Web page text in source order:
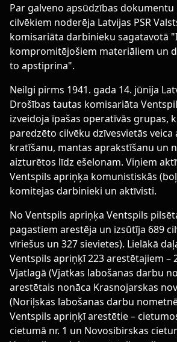
Par galveno apsūdzības
cilvēkiem noderēja Latvijas PSR
komisariāta darbinieku sagatavotā
kompromitējošiem materiāliem un
to apstiprina".
Neilgi pirms 1941. gada 14. jūnija
Drošības tautas komisariāta
izveidoja īpašas operatīvās grupas,
paredzēto cilvēku dzīvesvietās veica
kratīšanu, mantas aprakstīšanu un
aizturētos līdz ešelonam. Viņiem
Ventspils apriņķa komunistiskās
komitejas darbinieki un aktīvisti.
No Ventspils apriņķa Ventspils
pagastiem arestēja un izsūtīja 689
vīriešus un 327 sievietes). Lielākā
Ventspils apriņķī 223 arestētajiem –
Vjatlagā (Vjatkas labošanas darbu
arestētais nonāca Krasnojarskas
(Noriļskas labošanas darbu
Ventspils apriņķī arestētie –
cietumā nr. 1 un Novosibirskas